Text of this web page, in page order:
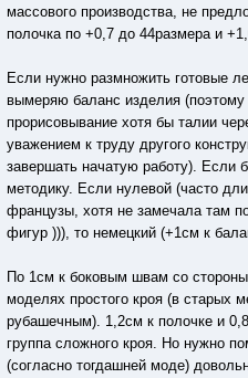
массового производства, не
полочка по +0,7 до 44размера и
Если нужно размножить готовые
вымеряю баланс изделия (поэтому
прорисовывание хотя бы талии
уважением к труду другого
завершать начатую работу). Если
методику. Если нулевой (часто
французы, хотя не замечала там
фигур ))), то немецкий (+1см к
По 1см к боковым швам со
моделях простого кроя (в старых
рубашечным). 1,2см к полочке и
группа сложного кроя. Но нужно
(согласно тогдашней моде)